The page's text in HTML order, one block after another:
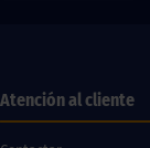
Atención al cliente